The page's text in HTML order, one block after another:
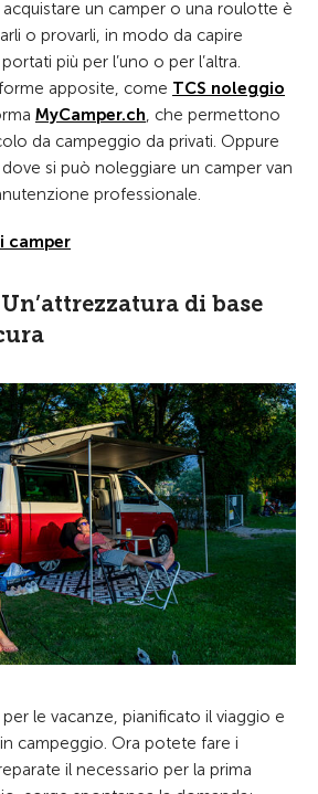
un camper o una roulotte è
o provarli, in modo da capire
più per l’uno o per l’altra.
apposite, come TCS noleggio
MyCamper.ch, che permettono
da campeggio da privati. Oppure
dove si può noleggiare un camper van
professionale.
camper
di base
le vacanze, pianificato il viaggio e
campeggio. Ora potete fare i
il necessario per la prima